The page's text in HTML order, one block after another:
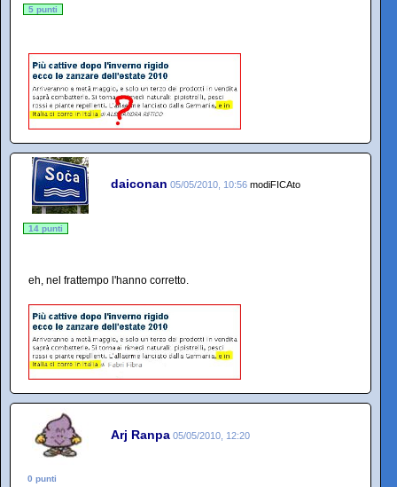
5 punti
daiconan 05/05/2010, 10:56 modiFICAto
14 punti
eh, nel frattempo l'hanno corretto.
Arj Ranpa 05/05/2010, 12:20
0 punti